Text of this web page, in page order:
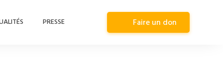
PRESSE Faire un don